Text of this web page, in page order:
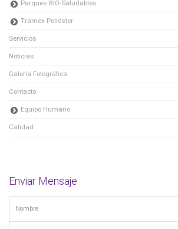
Parques BIO-Saludables
Tramex Poliéster
Servicios
Noticias
Galería Fotográfica
Contacto
Equipo Humano
Calidad
Enviar Mensaje